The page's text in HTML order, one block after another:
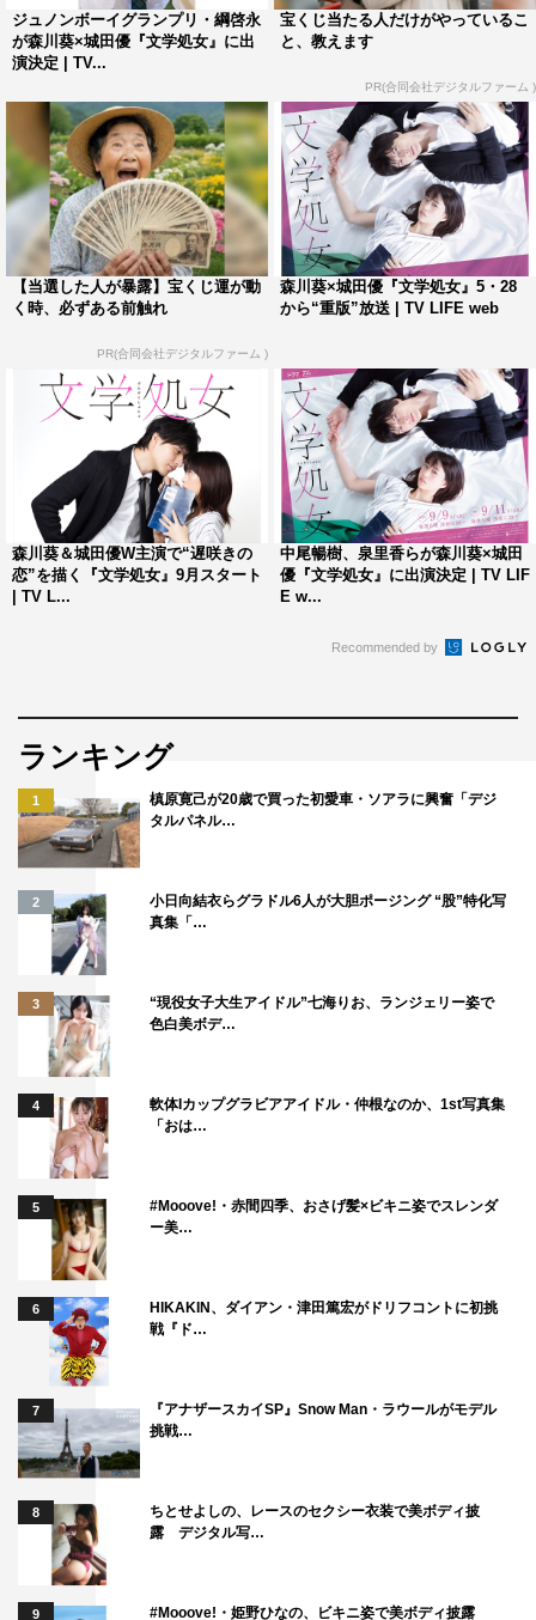
MBS…9／9から毎週日曜 深夜0・50～
TBS…9／11から毎週火曜 深夜1・28～
原作：中野まや花「文学処女」（LINEマンガ）
監督：スミス（『ぼくは麻里のなか』、でんぱ組.incミュ
ージックビデオ他多数）他
脚本：下田悠子
制作：ソケット
主題歌：「君の名前」Sonar Pocket（ワーナーミュージッ
ク・ジャパン）
Favorite Music
出演：森川葵、城田優、中尾暢樹、上遠野太洸、古賀哉
子、田辺桃子、綱啓永、池上紗理依、泉里香、河原雅彦
©「文学処女」製作委員会・MBS
城田優 森川葵
ジュノンボーイグランプリ・綱啓永
が森川葵×城田優『文学処女』に出
演決定 | TV...
宝くじ当たる人だけがやっているこ
と、教えます
PR(合同会社デジタルファーム )
【当選した人が暴露】宝くじ運が動
く時、必ずある前触れ
PR(合同会社デジタルファーム )
森川葵×城田優『文学処女』5・28
から“重版”放送 | TV LIFE web
森川葵＆城田優W主演で“遅咲きの
恋”を描く『文学処女』9月スタート
| TV L...
中尾暢樹、泉里香らが森川葵×城田
優『文学処女』に出演決定 | TV LIF
E w...
Recommended by
ランキング
1
槙原寛己が20歳で買った初愛車・ソアラに興奮「デジ
タルパネル…
2
小日向結衣らグラドル6人が大胆ポージング “股”特化写
真集「…
3
“現役女子大生アイドル”七海りお、ランジェリー姿で
色白美ボデ…
4
軟体Iカップグラビアアイドル・仲根なのか、1st写真集
「おは…
5
#Mooove!・赤間四季、おさげ髪×ビキニ姿でスレンダ
ー美…
6
HIKAKIN、ダイアン・津田篤宏がドリフコントに初挑
戦『ド…
7
『アナザースカイSP』Snow Man・ラウールがモデル
挑戦…
8
ちとせよしの、レースのセクシー衣装で美ボディ披
露 デジタル写…
9 #Mooove!・姫野ひなの、ビキニ姿で美ボディ披露